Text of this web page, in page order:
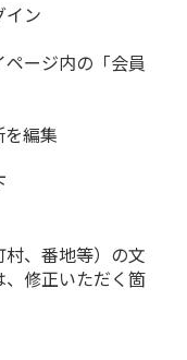
ン
ージ内の「会員
編集
、番地等）の文
修正いただく箇